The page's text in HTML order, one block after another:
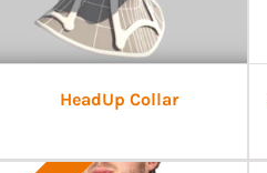
HeadUp Collar